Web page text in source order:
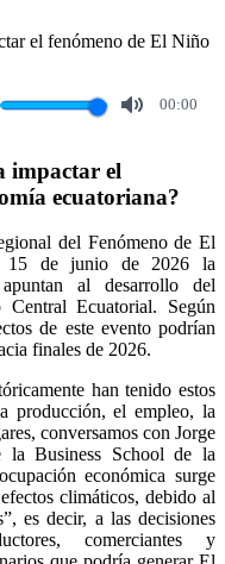
00:00
impactar el
ecuatoriana?
del Fenómeno de El
15 de junio de 2026 la
al desarrollo del
Ecuatorial. Según
de este evento podrían
finales de 2026.
han tenido estos
producción, el empleo, la
conversamos con Jorge
la Business School de la
económica surge
climáticos, debido al
es decir, a las decisiones
comerciantes y